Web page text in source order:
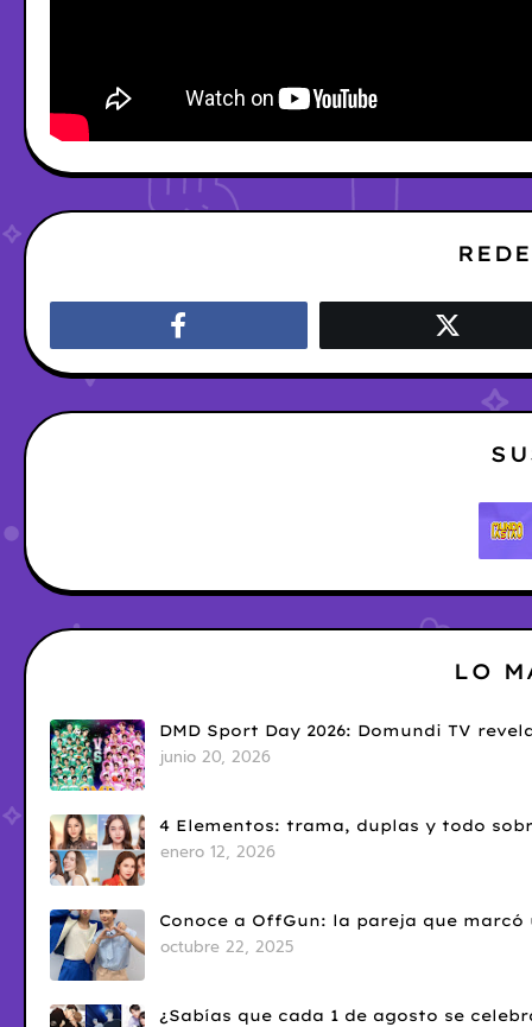
LO
DMD Sport Day 2026: Domundi TV
junio 20, 2026
4 Elementos: trama, duplas y todo
enero 12, 2026
Conoce a OffGun: la pareja que
octubre 22, 2025
¿Sabías que cada 1 de agosto se